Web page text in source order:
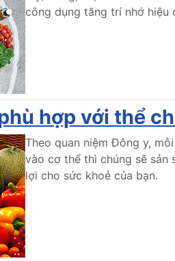
công dụng tăng trí nhớ hiệu
hợp với thể
Theo quan niệm Đông y,
vào cơ thể thì chúng sẽ sản
lợi cho sức khoẻ của bạn.